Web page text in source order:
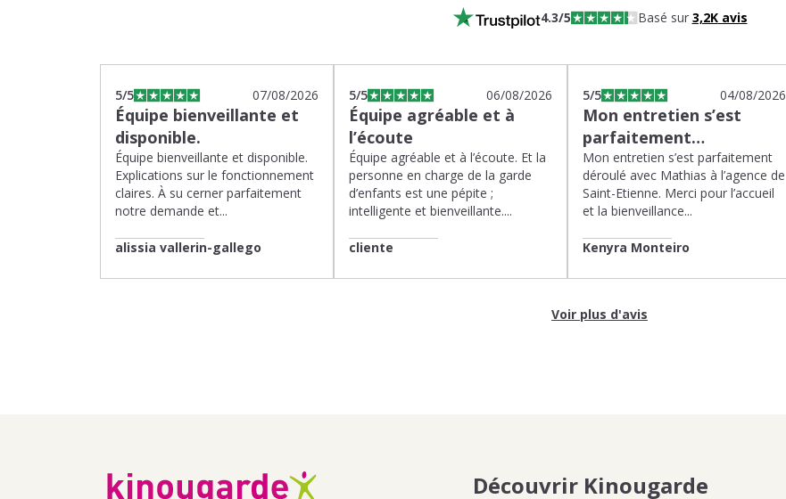
4.3/5 Basé sur 3,2Kavis
5/5 07/08/2026
Équipe bienveillante et
disponible.
Équipe bienveillante et disponible.
Explications sur le fonctionnement
claires. À su cerner parfaitement
notre demande et...
alissia vallerin-gallego
5/5 06/08/2026
Équipe agréable et à
l’écoute
Équipe agréable et à l’écoute. Et la
personne en charge de la garde
d’enfants est une pépite ;
intelligente et bienveillante....
cliente
5/5 04/08/2026
Mon entretien s’est
parfaitement…
Mon entretien s’est parfaitement
déroulé avec Mathias à l’agence de
Saint-Etienne. Merci pour l’accueil
et la bienveillance...
Kenyra Monteiro
Voir plus d'avis
Découvrir Kinougarde